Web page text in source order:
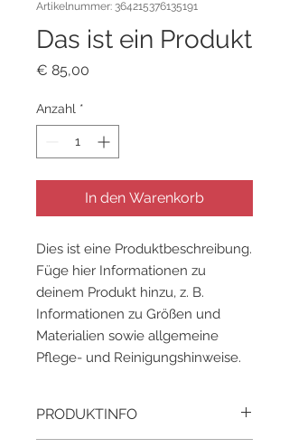
Artikelnummer: 364215376135191
Das ist ein Produkt
€ 85,00
Anzahl *
In den Warenkorb
Dies ist eine Produktbeschreibung.
Füge hier Informationen zu
deinem Produkt hinzu, z. B.
Informationen zu Größen und
Materialien sowie allgemeine
Pflege- und Reinigungshinweise.
PRODUKTINFO